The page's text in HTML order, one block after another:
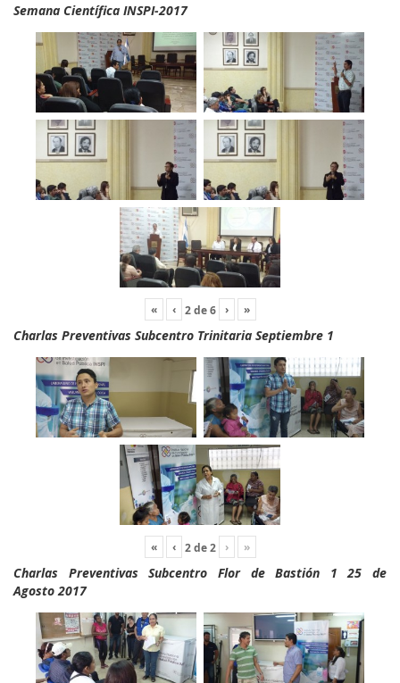
Semana Científica INSPI-2017
« ‹ 2de6 › »
Charlas Preventivas Subcentro Trinitaria Septiembre 1
« ‹ 2de2 › »
Charlas Preventivas Subcentro Flor de Bastión 1 25 de
Agosto 2017